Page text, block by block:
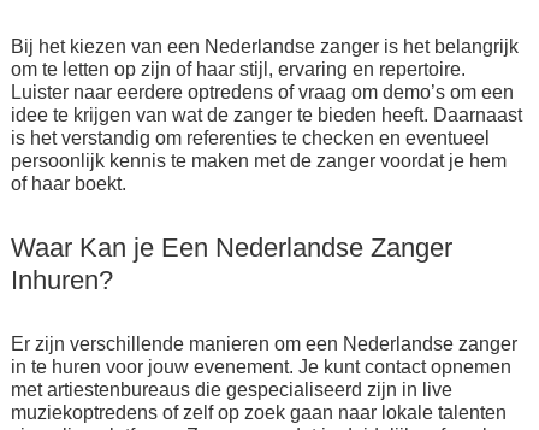
Bij het kiezen van een Nederlandse zanger is het belangrijk
om te letten op zijn of haar stijl, ervaring en repertoire.
Luister naar eerdere optredens of vraag om demo’s om een
idee te krijgen van wat de zanger te bieden heeft. Daarnaast
is het verstandig om referenties te checken en eventueel
persoonlijk kennis te maken met de zanger voordat je hem
of haar boekt.
Waar Kan je Een Nederlandse Zanger
Inhuren?
Er zijn verschillende manieren om een Nederlandse zanger
in te huren voor jouw evenement. Je kunt contact opnemen
met artiestenbureaus die gespecialiseerd zijn in live
muziekoptredens of zelf op zoek gaan naar lokale talenten